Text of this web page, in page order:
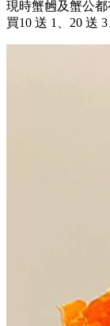
現時蟹乸及蟹公
買10 送 1、20 送